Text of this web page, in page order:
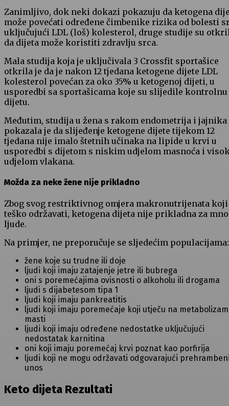
Zanimljivo, dok neki dokazi pokazuju da ketogena
može povećati određene čimbenike rizika od bolesti
uključujući LDL (loš) kolesterol, druge studije su
da dijeta može koristiti zdravlju srca.
Mala studija koja je uključivala 3 Crossfit sportašice
otkrila je da je nakon 12 tjedana ketogene dijete LDL
kolesterol povećan za oko 35% u ketogenoj dijeti, u
usporedbi sa sportašicama koje su slijedile kontrolnu
dijetu.
Međutim, studija u žena s rakom endometrija i jajnika
pokazala je da slijeđenje ketogene dijete tijekom 12
tjedana nije imalo štetnih učinaka na lipide u krvi u
usporedbi s dijetom s niskim udjelom masnoća i
udjelom vlakana.
Možda za neke žene nije prikladno
Zbog svog restriktivnog omjera makronutrijenata koji
teško održavati, ketogena dijeta nije prikladna za
ljude.
Na primjer, ne preporučuje se sljedećim populacijama:
žene koje su trudne ili doje
ljudi koji imaju zatajenje jetre ili bubrega
oni s poremećajima ovisnosti o alkoholu ili drogama
ljudi s dijabetesom tipa 1
ljudi koji imaju pankreatitis
ljudi koji imaju poremećaje koji utječu na metabolizam
masti
ljudi koji imaju određene nedostatke uključujući
nedostatak karnitina
oni koji imaju poremećaj krvi poznat kao porfirija
ljudi koji ne mogu održavati odgovarajući
unos
Keto dijeta Rezultati